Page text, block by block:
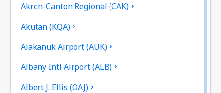
Akron-Canton Regional (CAK)
Akutan (KQA)
Alakanuk Airport (AUK)
Albany Intl Airport (ALB)
Albert J. Ellis (OAJ)